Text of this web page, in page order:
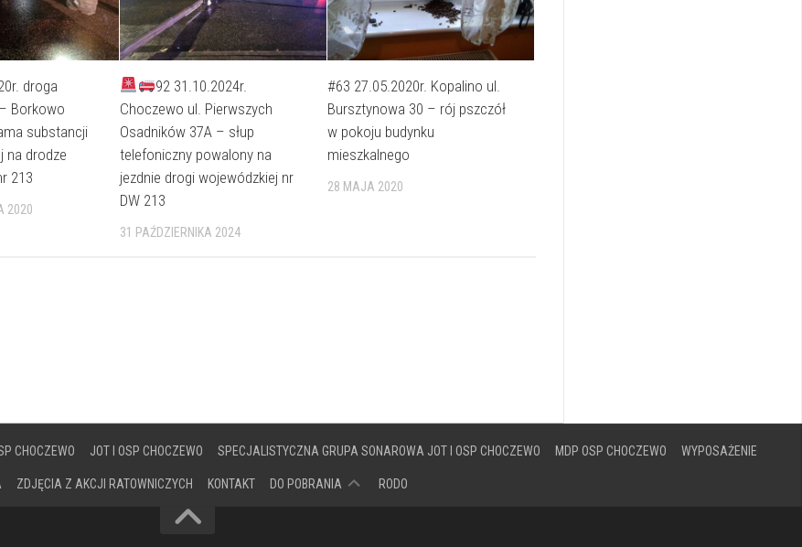
droga
Borkowo
substancji
na drodze
213
2020
92 31.10.2024r.
Choczewo ul. Pierwszych
Osadników 37A – słup
telefoniczny powalony na
jezdnie drogi wojewódzkiej nr
DW 213
31 PAŹDZIERNIKA 2024
#63 27.05.2020r. Kopalino ul.
Bursztynowa 30 – rój pszczół
w pokoju budynku
mieszkalnego
28 MAJA 2020
CHOCZEWO JOT I OSP CHOCZEWO SPECJALISTYCZNA GRUPA SONAROWA JOT I OSP CHOCZEWO MDP OSP CHOCZEWO WYPOSAŻENIE
ZDJĘCIA Z AKCJI RATOWNICZYCH KONTAKT DO POBRANIA RODO